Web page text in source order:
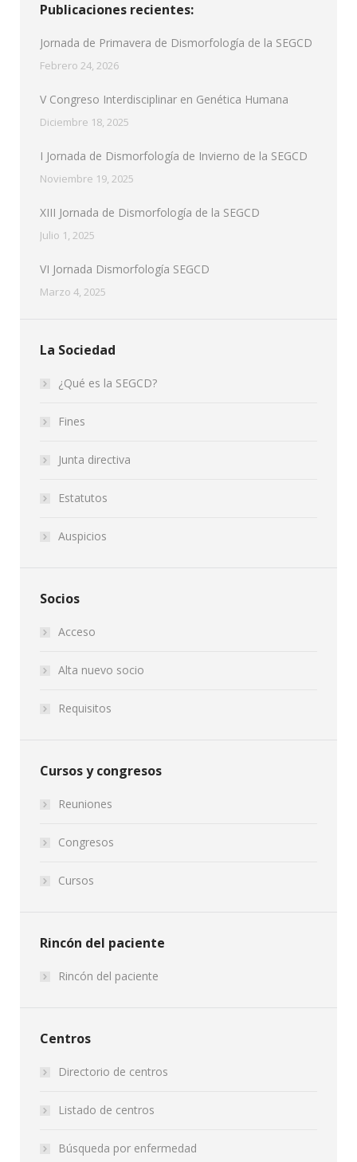
Publicaciones recientes:
Jornada de Primavera de Dismorfología de la SEGCD
Febrero 24, 2026
V Congreso Interdisciplinar en Genética Humana
Diciembre 18, 2025
I Jornada de Dismorfología de Invierno de la SEGCD
Noviembre 19, 2025
XIII Jornada de Dismorfología de la SEGCD
Julio 1, 2025
VI Jornada Dismorfología SEGCD
Marzo 4, 2025
La Sociedad
¿Qué es la SEGCD?
Fines
Junta directiva
Estatutos
Auspicios
Socios
Acceso
Alta nuevo socio
Requisitos
Cursos y congresos
Reuniones
Congresos
Cursos
Rincón del paciente
Rincón del paciente
Centros
Directorio de centros
Listado de centros
Búsqueda por enfermedad